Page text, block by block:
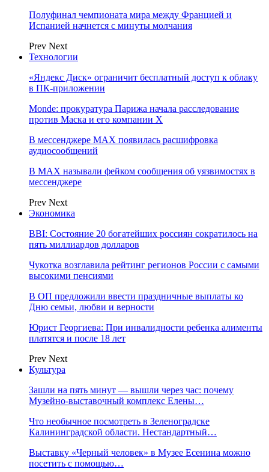
Полуфинал чемпионата мира между Францией и
Испанией начнется с минуты молчания
Prev Next
Технологии
«Яндекс Диск» ограничит бесплатный доступ к облаку
в ПК-приложении
Monde: прокуратура Парижа начала расследование
против Маска и его компании X
В мессенджере MAX появилась расшифровка
аудиосообщений
В МAX называли фейком сообщения об уязвимостях в
мессенджере
Prev Next
Экономика
BBI: Состояние 20 богатейших россиян сократилось на
пять миллиардов долларов
Чукотка возглавила рейтинг регионов России с самыми
высокими пенсиями
В ОП предложили ввести праздничные выплаты ко
Дню семьи, любви и верности
Юрист Георгиева: При инвалидности ребенка алименты
платятся и после 18 лет
Prev Next
Культура
Зашли на пять минут — вышли через час: почему
Музейно-выставочный комплекс Елены…
Что необычное посмотреть в Зеленоградске
Калининградской области. Нестандартный…
Выставку «Черный человек» в Музее Есенина можно
посетить с помощью…